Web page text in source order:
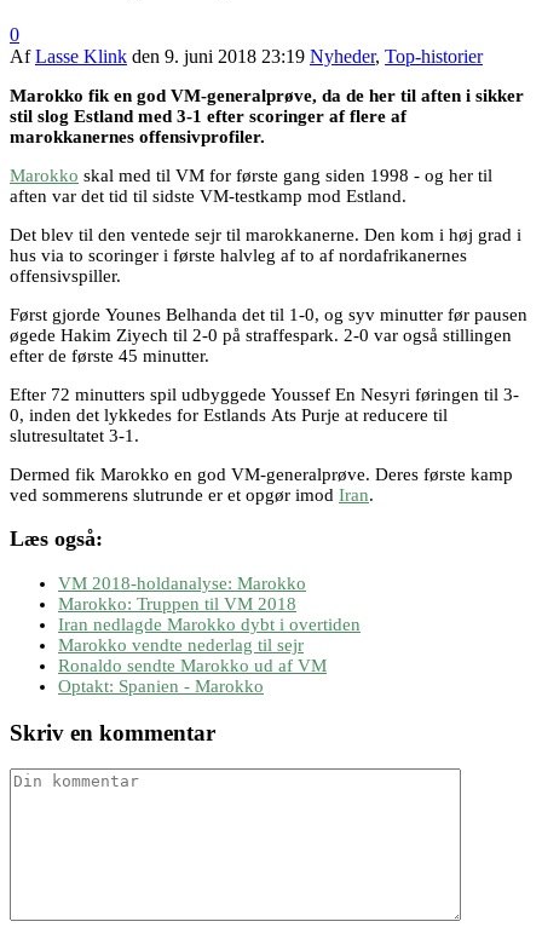
0
AfLasse Klink den 9. juni 2018 23:19 Nyheder, Top-historier
Marokko fik en god VM-generalprøve, da de her til aften i sikker
stil slog Estland med 3-1 efter scoringer af flere af
marokkanernes offensivprofiler.
Marokko skal med til VM for første gang siden 1998 - og her til
aften var det tid til sidste VM-testkamp mod Estland.
Det blev til den ventede sejr til marokkanerne. Den kom i høj grad i
hus via to scoringer i første halvleg af to af nordafrikanernes
offensivspiller.
Først gjorde Younes Belhanda det til 1-0, og syv minutter før pausen
øgede Hakim Ziyech til 2-0 på straffespark. 2-0 var også stillingen
efter de første 45 minutter.
Efter 72 minutters spil udbyggede Youssef En Nesyri føringen til 3-
0, inden det lykkedes for Estlands Ats Purje at reducere til
slutresultatet 3-1.
Dermed fik Marokko en god VM-generalprøve. Deres første kamp
ved sommerens slutrunde er et opgør imod Iran.
Læs også:
VM 2018-holdanalyse: Marokko
Marokko: Truppen til VM 2018
Iran nedlagde Marokko dybt i overtiden
Marokko vendte nederlag til sejr
Ronaldo sendte Marokko ud af VM
Optakt: Spanien - Marokko
Skriv en kommentar